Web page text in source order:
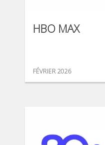
HBO MAX
FÉVRIER 2026